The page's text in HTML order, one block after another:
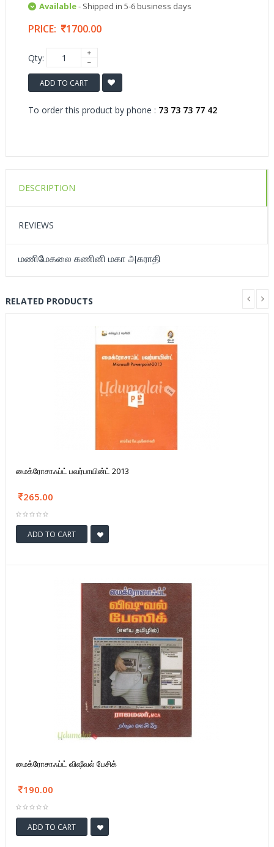
Available- Shipped in 5-6 business days
PRICE: 1700.00
Qty:
ADD TO CART
To order this product by phone : 73 73 73 77 42
DESCRIPTION
REVIEWS
மணிமேகலை கணினி மகா அகராதி
RELATED PRODUCTS
மைக்ரோசாஃப்ட் பவர்பாயின்ட் 2013
265.00
ADD TO CART
மைக்ரோசாஃப்ட் விஷீவல் பேசிக்
190.00
ADD TO CART